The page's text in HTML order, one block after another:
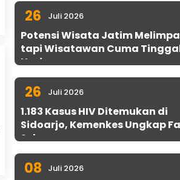
26 Juli 2026
Potensi Wisata Jatim
tapi Wisatawan Cuma Tinggal
Hari
26 Juli 2026
1.183 Kasus HIV Ditemukan di
Sidoarjo, Kemenkes Ungkap
Sebenarnya
08 Juli 2026